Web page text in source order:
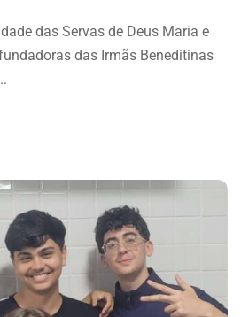
das Servas de Deus Maria e
das Irmãs Beneditinas